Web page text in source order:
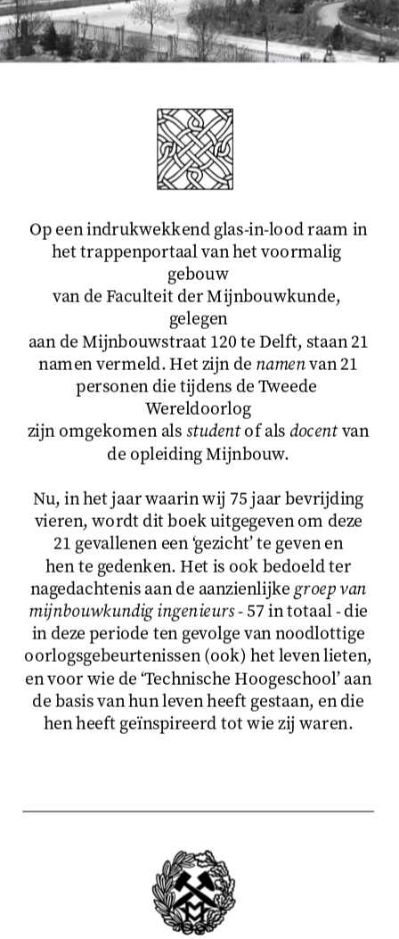
Op een indrukwekkend glas-in-lood raam in
het trappenportaal van het voormalig
gebouw
van de Faculteit der Mijnbouwkunde,
gelegen
aan de Mijnbouwstraat 120 te Delft, staan 21
namen vermeld. Het zijn de namen van 21
personen die tijdens de Tweede
Wereldoorlog
zijn omgekomen als student of als docent van
de opleiding Mijnbouw.
Nu, in het jaar waarin wij 75 jaar bevrijding
vieren, wordt dit boek uitgegeven om deze
21 gevallenen een ‘gezicht’ te geven en
hen te gedenken. Het is ook bedoeld ter
nagedachtenis aan de aanzienlijke groep van
mijnbouwkundig ingenieurs - 57 in totaal - die
in deze periode ten gevolge van noodlottige
oorlogsgebeurtenissen (ook) het leven lieten,
en voor wie de ‘Technische Hoogeschool’ aan
de basis van hun leven heeft gestaan, en die
hen heeft geïnspireerd tot wie zij waren.